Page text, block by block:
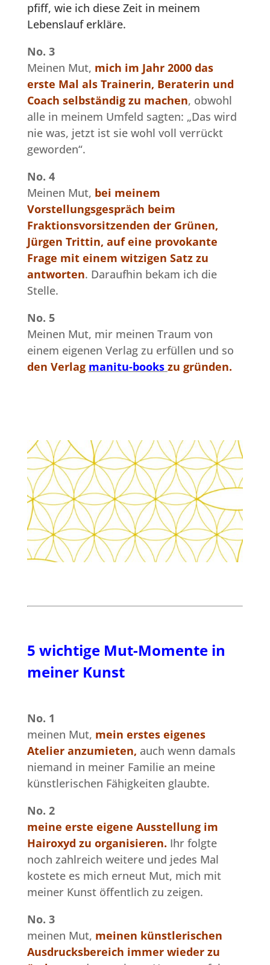
pfiff, wie ich diese Zeit in meinem
Lebenslauf erkläre.
No. 3
Meinen Mut, mich im Jahr 2000 das
erste Mal als Trainerin, Beraterin und
Coach selbständig zu machen, obwohl
alle in meinem Umfeld sagten: „Das wird
nie was, jetzt ist sie wohl voll verrückt
geworden“.
No. 4
Meinen Mut, bei meinem
Vorstellungsgespräch beim
Fraktionsvorsitzenden der Grünen,
Jürgen Trittin, auf eine provokante
Frage mit einem witzigen Satz zu
antworten. Daraufhin bekam ich die
Stelle.
No. 5
Meinen Mut, mir meinen Traum von
einem eigenen Verlag zu erfüllen und so
den Verlag manitu-books zu gründen.
5 wichtige Mut-Momente in
meiner Kunst
No. 1
meinen Mut, mein erstes eigenes
Atelier anzumieten, auch wenn damals
niemand in meiner Familie an meine
künstlerischen Fähigkeiten glaubte.
No. 2
meine erste eigene Ausstellung im
Hairoxyd zu organisieren. Ihr folgte
noch zahlreich weitere und jedes Mal
kostete es mich erneut Mut, mich mit
meiner Kunst öffentlich zu zeigen.
No. 3
meinen Mut, meinen künstlerischen
Ausdrucksbereich immer wieder zu